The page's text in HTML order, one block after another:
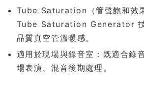
Tube Saturation（管聲飽和效
Tube Saturation Generator 技
品質真空管溫暖感。
適用於現場與錄音室：既適合錄
場表演、混音後期處理。